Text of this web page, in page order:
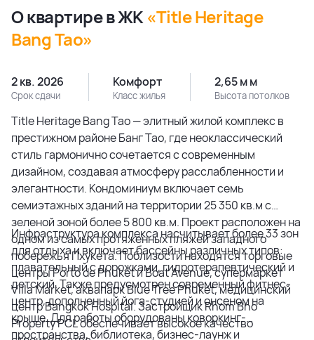
О квартире в ЖК «Title Heritage
Bang Tao»
2 кв. 2026
Срок сдачи
Комфорт
Класс жилья
2,65 м м
Высота потолков
Title Heritage Bang Tao — элитный жилой комплекс в
престижном районе Банг Тао, где неоклассический
стиль гармонично сочетается с современным
дизайном, создавая атмосферу расслабленности и
элегантности. Кондоминиум включает семь
семиэтажных зданий на территории 25 350 кв.м с
зеленой зоной более 5 800 кв.м. Проект расположен на
одном из самых протяженных пляжей западного
побережья Пхукета. Поблизости находятся торговые
центры Porto de Phuket и Boat Avenue, супермаркет
Villa Market, аквапарк Blue Tree Phuket, медицинский
центр Bangkok Hospital. Застройщик Rhom Bho
Property PCL обеспечивает высокое качество
Инфраструктура комплекса насчитывает более 33 зон
для отдыха и включает бассейны различных типов:
плавательный с дорожками, гидротерапевтический и
детский. Также предусмотрен современный фитнес-
центр, дополненный йога-студией и онсеном на
крыше. Для работы оборудованы коворкинг-
пространства, библиотека, бизнес-лаунж и